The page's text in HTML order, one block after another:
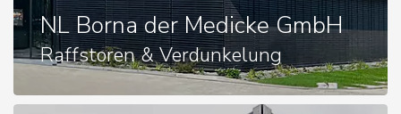
NL Borna der Medicke GmbH
Raffstoren & Verdunkelung